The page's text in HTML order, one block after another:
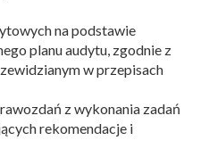
na podstawie
planu audytu, zgodnie z
w przepisach
z wykonania zadań
rekomendacje i